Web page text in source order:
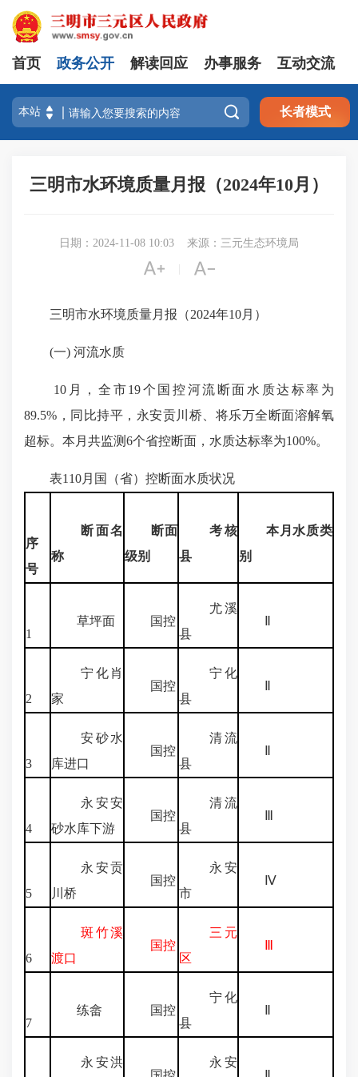
首页 政务公开 解读回应 办事服务 互动交流
 长者模式
三明市水环境质量月报（2024年10月）
日期：2024-11-08 10:03 来源：三元生态环境局
 
三明市水环境质量月报（2024年10月）
(一) 河流水质
10 月，全市19个国控河流断面水质达标率为
89.5% ，同比持平，永安贡川桥、将乐万全断面溶解氧
超标。本月共监测6个省控断面，水质达标率为100%。
表110月国（省）控断面水质状况
序
号
断面名
称
断面
级别
考核
县
本月水质类
别
1
草坪面 国控
尤溪
县
2
宁化肖
家
国控
宁化
县
3
安砂水
库进口
国控
清流
县
4
永安安
砂水库下游
国控
清流
县
5
永安贡
川桥
国控
永安
市
Ⅳ
6
斑竹溪
渡口
国控
三元
区
7
练畲 国控
宁化
县
永安洪
永安